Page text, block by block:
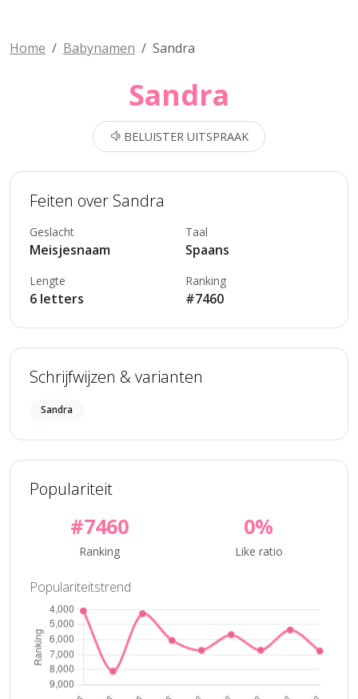
Home Babynamen Sandra
Sandra
BELUISTER UITSPRAAK
Feiten over Sandra
Geslacht
Meisjesnaam
Taal
Spaans
Lengte
6 letters
Ranking
#7460
Schrijfwijzen & varianten
Sandra
Populariteit
#7460
Ranking
0%
Like ratio
Populariteitstrend